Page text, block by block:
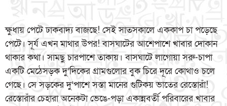
ক্ষুধায় পেটে ঢাকবাদ্য বাজছে! সেই সাতসকালে এককাপ চা পড়েছে
পেটে। সূর্য এখন মাথার উপর! বাসঘাটের আশেপাশে খাবার দোকান
থাকার কথা। সামছু চারপাশে তাকায়। বাসঘাটে লাগোয়া সরু-চাপা
একটি মেঠেসড়ক দু’দিকের গ্রামগুলোর বুক চিরে দূরে কোথাও চলে
গেছে। সে সড়কের দু’পাশে সস্তা মানের গুটিকয় ভাতের রেস্তোরাঁ!
রেস্তোরাঁর চেহারা অনেকটা ভেঙে-পড়া একান্নবর্তী পরিবারের খাবার